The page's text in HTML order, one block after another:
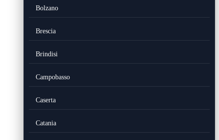
Bolzano
Brescia
Brindisi
Campobasso
Caserta
Catania